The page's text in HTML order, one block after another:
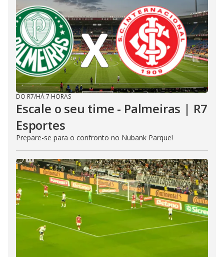
DO R7/HÁ 7 HORAS
Escale o seu time - Palmeiras | R7
Esportes
Prepare-se para o confronto no Nubank Parque!